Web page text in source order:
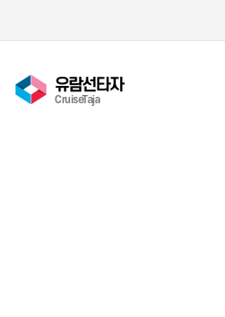
유람선타자
CruiseTaja